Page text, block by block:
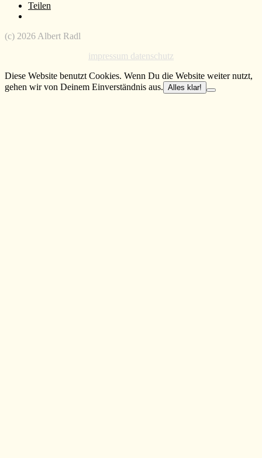
Teilen
(c) 2026 Albert Radl
impressum datenschutz
Diese Website benutzt Cookies. Wenn Du die Website weiter nutzt,
gehen wir von Deinem Einverständnis aus. Alles klar!